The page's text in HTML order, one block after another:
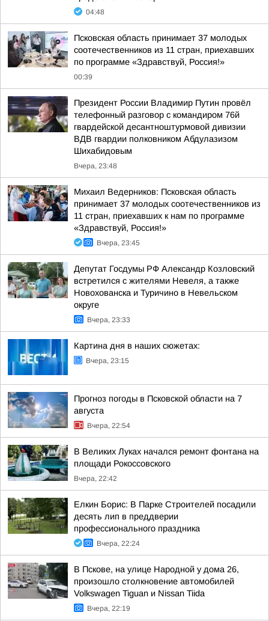
04:48
Псковская область принимает 37 молодых
соотечественников из 11 стран, приехавших
по программе «Здравствуй, Россия!»
00:39
Президент России Владимир Путин провёл
телефонный разговор с командиром 76й
гвардейской десантноштурмовой дивизии
ВДВ гвардии полковником Абдулазизом
Шихабидовым
Вчера, 23:48
Михаил Ведерников: Псковская область
принимает 37 молодых соотечественников из
11 стран, приехавших к нам по программе
«Здравствуй, Россия!»
Вчера, 23:45
Депутат Госдумы РФ Александр Козловский
встретился с жителями Невеля, а также
Новохованска и Туричино в Невельском
округе
Вчера, 23:33
Картина дня в наших сюжетах:
Вчера, 23:15
Прогноз погоды в Псковской области на 7
августа
Вчера, 22:54
В Великих Луках начался ремонт фонтана на
площади Рокоссовского
Вчера, 22:42
Елкин Борис: В Парке Строителей посадили
десять лип в преддверии
профессионального праздника
Вчера, 22:24
В Пскове, на улице Народной у дома 26,
произошло столкновение автомобилей
Volkswagen Tiguan и Nissan Tiida
Вчера, 22:19